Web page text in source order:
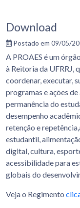
Download
Postado em 09/05/
A PROAES é um
à Reitoria da UFRRJ,
coordenar, executar,
programas e ações
permanência do
desempenho
retenção e
estudantil,
digital, cultura,
acessibilidade para
globais do
Veja o Regimento